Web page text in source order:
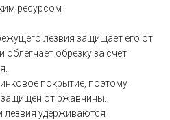
ресурсом
лезвия защищает его от
обрезку за счет
покрытие, поэтому
от ржавчины.
удерживаются